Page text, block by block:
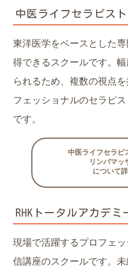
中医ライフセラピス
東洋医学をベースとした
得できるスクールです。
られるため、複数の視点
フェッショナルのセラピ
です。
中医ライフセラピ
リンパマッ
について
RHKトータルアカデ
現場で活躍するプロフェ
信講座のスクールです。